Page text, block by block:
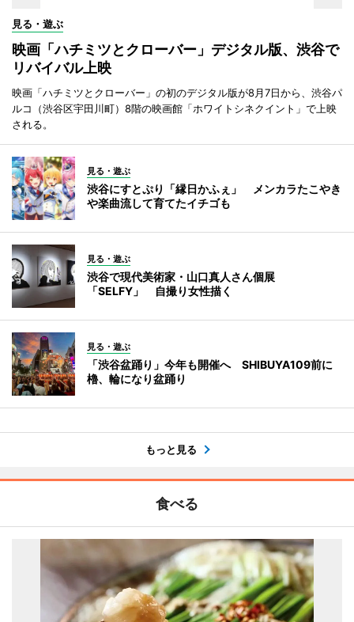
見る・遊ぶ
映画「ハチミツとクローバー」デジタル版、渋谷で
リバイバル上映
映画「ハチミツとクローバー」の初のデジタル版が8月7日から、渋谷パ
ルコ（渋谷区宇田川町）8階の映画館「ホワイトシネクイント」で上映
される。
見る・遊ぶ
渋谷にすとぷり「縁日かふぇ」 メンカラたこやき
や楽曲流して育てたイチゴも
見る・遊ぶ
渋谷で現代美術家・山口真人さん個展
「SELFY」 自撮り女性描く
見る・遊ぶ
「渋谷盆踊り」今年も開催へ SHIBUYA109前に
櫓、輪になり盆踊り
もっと見る
食べる